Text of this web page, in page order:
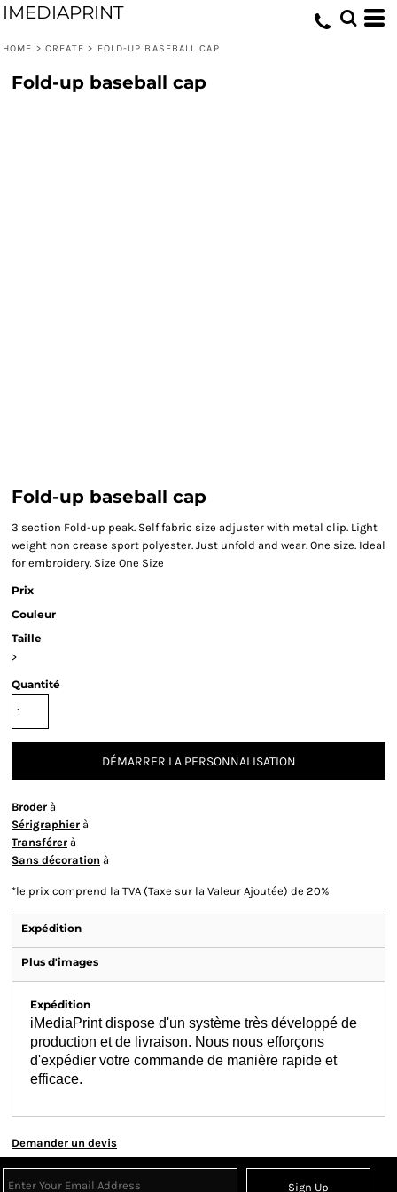
IMEDIAPRINT
HOME > CREATE > FOLD-UP BASEBALL CAP
Fold-up baseball cap
Fold-up baseball cap
3 section Fold-up peak. Self fabric size adjuster with metal clip. Light
weight non crease sport polyester. Just unfold and wear. One size. Ideal
for embroidery. Size One Size
Prix
Couleur
Taille
>
Quantité
DÉMARRER LA PERSONNALISATION
Broder à
Sérigraphier à
Transférer à
Sans décoration à
*le prix comprend la TVA (Taxe sur la Valeur Ajoutée) de 20%
Expédition
Plus d'images
Expédition
iMediaPrint dispose d'un système très développé de
production et de livraison. Nous nous efforçons
d'expédier votre commande de manière rapide et
efficace.
Demander un devis
Sign Up